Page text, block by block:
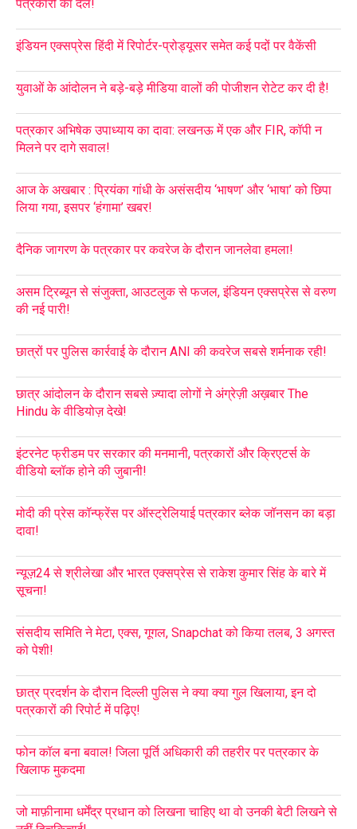
पत्रकारों का दल!
इंडियन एक्सप्रेस हिंदी में रिपोर्टर-प्रोड्यूसर समेत कई पदों पर वैकेंसी
युवाओं के आंदोलन ने बड़े-बड़े मीडिया वालों की पोजीशन रोटेट कर दी है!
पत्रकार अभिषेक उपाध्याय का दावा: लखनऊ में एक और FIR, कॉपी न
मिलने पर दागे सवाल!
आज के अखबार : प्रियंका गांधी के असंसदीय ‘भाषण’ और ‘भाषा’ को छिपा
लिया गया, इसपर ‘हंगामा’ खबर!
दैनिक जागरण के पत्रकार पर कवरेज के दौरान जानलेवा हमला!
असम ट्रिब्यून से संजुक्ता, आउटलुक से फजल, इंडियन एक्सप्रेस से वरुण
की नई पारी!
छात्रों पर पुलिस कार्रवाई के दौरान ANI की कवरेज सबसे शर्मनाक रही!
छात्र आंदोलन के दौरान सबसे ज़्यादा लोगों ने अंग्रेज़ी अख़बार The
Hindu के वीडियोज़ देखे!
इंटरनेट फ्रीडम पर सरकार की मनमानी, पत्रकारों और क्रिएटर्स के
वीडियो ब्लॉक होने की जुबानी!
मोदी की प्रेस कॉन्फ्रेंस पर ऑस्ट्रेलियाई पत्रकार ब्लेक जॉनसन का बड़ा
दावा!
न्यूज़24 से श्रीलेखा और भारत एक्सप्रेस से राकेश कुमार सिंह के बारे में
सूचना!
संसदीय समिति ने मेटा, एक्स, गूगल, Snapchat को किया तलब, 3 अगस्त
को पेशी!
छात्र प्रदर्शन के दौरान दिल्ली पुलिस ने क्या क्या गुल खिलाया, इन दो
पत्रकारों की रिपोर्ट में पढ़िए!
फोन कॉल बना बवाल! जिला पूर्ति अधिकारी की तहरीर पर पत्रकार के
खिलाफ मुकदमा
जो माफ़ीनामा धर्मेंद्र प्रधान को लिखना चाहिए था वो उनकी बेटी लिखने से